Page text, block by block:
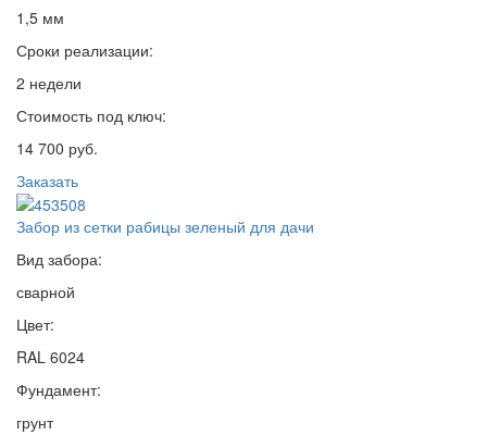
1,5 мм
Сроки реализации:
2 недели
Стоимость под ключ:
14 700 руб.
Заказать
Забор из сетки рабицы зеленый для дачи
Вид забора:
сварной
Цвет:
RAL 6024
Фундамент:
грунт